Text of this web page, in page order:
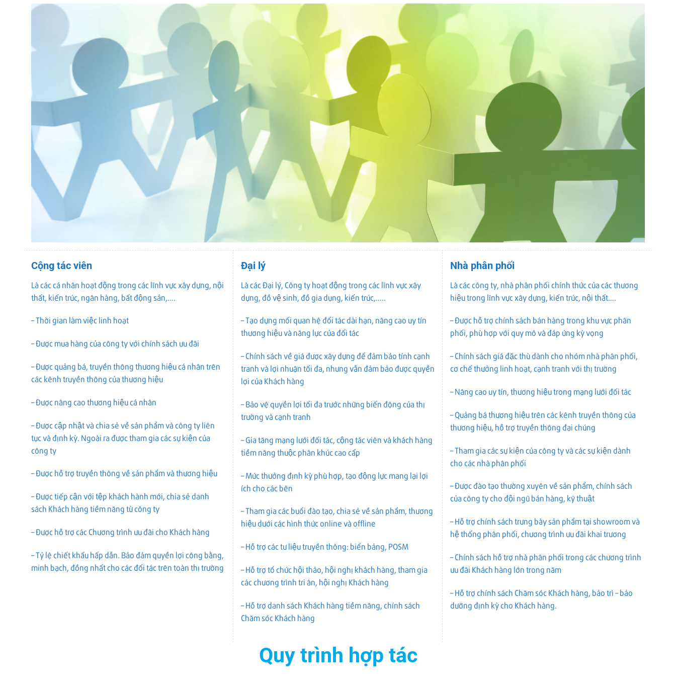
Cộng tác viên
Là các cá nhân hoạt động trong các lĩnh vực xây dựng, nội
thất, kiến trúc, ngân hàng, bất động sản,….
– Thời gian làm việc linh hoạt
– Được mua hàng của công ty với chính sách ưu đãi
– Được quảng bá, truyền thông thương hiệu cá nhân trên
các kênh truyền thông của thương hiệu
– Được nâng cao thương hiệu cá nhân
– Được cập nhật và chia sẻ về sản phẩm và công ty liên
tục và định kỳ. Ngoài ra được tham gia các sự kiện của
công ty
– Được hỗ trợ truyền thông về sản phẩm và thương hiệu
– Được tiếp cận với tệp khách hành mới, chia sẻ danh
sách Khách hàng tiềm năng từ công ty
– Được hỗ trợ các Chương trình ưu đãi cho Khách hàng
– Tỷ lệ chiết khấu hấp dẫn. Bảo đảm quyền lợi công bằng,
minh bạch, đồng nhất cho các đối tác trên toàn thị trường
Đại lý
Là các Đại lý, Công ty hoạt động trong các lĩnh vực xây
dựng, đồ vệ sinh, đồ gia dụng, kiến trúc,…..
– Tạo dựng mối quan hệ đối tác dài hạn, nâng cao uy tín
thương hiệu và năng lực của đối tác
– Chính sách về giá được xây dựng để đảm bảo tính cạnh
tranh và lợi nhuận tối đa, nhưng vẫn đảm bảo được quyền
lợi của Khách hàng
– Bảo vệ quyền lợi tối đa trước những biến động của thị
trường và cạnh tranh
– Gia tăng mạng lưới đối tác, cộng tác viên và khách hàng
tiềm năng thuộc phân khúc cao cấp
– Mức thưởng định kỳ phù hợp, tạo động lực mang lại lợi
ích cho các bên
– Tham gia các buổi đào tạo, chia sẻ về sản phẩm, thương
hiệu dưới các hình thức online và offline
– Hỗ trợ các tư liệu truyền thông: biển bảng, POSM
– Hỗ trợ tổ chức hội thảo, hội nghị khách hàng, tham gia
các chương trình tri ân, hội nghị Khách hàng
– Hỗ trợ danh sách Khách hàng tiềm năng, chính sách
Chăm sóc Khách hàng
Nhà phân phối
Là các công ty, nhà phân phối chính thức của các thương
hiệu trong lĩnh vực xây dựng, kiến trúc, nội thất….
– Được hỗ trợ chính sách bán hàng trong khu vực phân
phối, phù hợp với quy mô và đáp ứng kỳ vọng
– Chính sách giá đặc thù dành cho nhóm nhà phân phối,
cơ chế thưởng linh hoạt, cạnh tranh với thị trường
– Nâng cao uy tín, thương hiệu trong mạng lưới đối tác
– Quảng bá thương hiệu trên các kênh truyền thông của
thương hiệu, hỗ trợ truyền thông đại chúng
– Tham gia các sự kiện của công ty và các sự kiện dành
cho các nhà phân phối
– Được đào tạo thường xuyên về sản phẩm, chính sách
của công ty cho đội ngũ bán hàng, kỹ thuật
– Hỗ trợ chính sách trưng bày sản phẩm tại showroom và
hệ thống phân phối, chương trình ưu đãi khai trương
– Chính sách hỗ trợ nhà phân phối trong các chương trình
ưu đãi Khách hàng lớn trong năm
– Hỗ trợ chính sách Chăm sóc Khách hàng, bảo trì – bảo
dưỡng định kỳ cho Khách hàng.
Quy trình hợp tác